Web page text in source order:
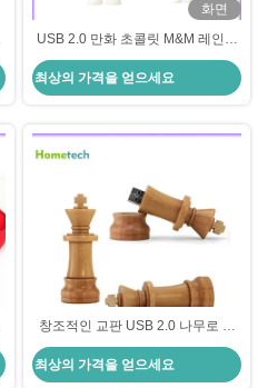
화면
USB 2.0 만화 초콜릿 M&M 레인보
우 콩 USB 플래시 드라이브 4GB
8GB 32GB 64GB 펜드라이브 플래
시 메모리 선물
최상의 가격을 얻으세요
창조적인 교판 USB 2.0 나무로 되
는 USB 섬광 드라이브 U 디스크 펜
드라이브
최상의 가격을 얻으세요